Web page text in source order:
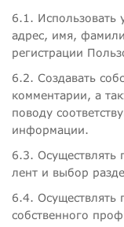
6.1. Использовать
адрес, имя,
регистрации
6.2. Создавать
комментарии, а
поводу
информации.
6.3. Осуществлять
лент и выбор
6.4. Осуществлять
собственного